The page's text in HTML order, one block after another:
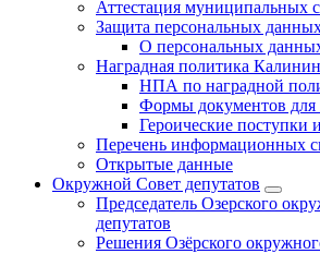
Аттестация муниципальных
Защита персональных
О персональных
Наградная политика
НПА по наградной
Формы документов для
Героические поступки
Перечень информационных
Открытые данные
Окружной Совет депутатов
Председатель Озерского
депутатов
Решения Озёрского